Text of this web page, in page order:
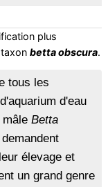
plus
betta obscura.
tous les
d'eau
Betta
élevage et
un grand genre